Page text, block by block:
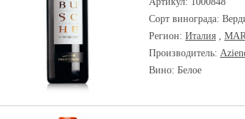
Сорт винограда:
Регион: Италия ,
Производитель:
Вино: Белое